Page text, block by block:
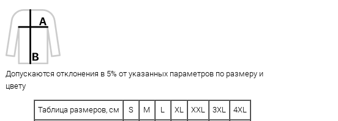
Допускаются отклонения в 5% от указанных параметров по размеру и
цвету
Таблица размеров, см S M L XL XXL 3XL 4XL